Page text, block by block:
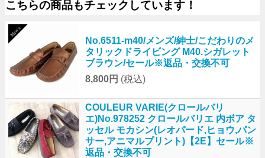
こちらの商品もチェックしています！
No.6511-m40/メンズ/紳士/こだわりのメ
タリックドライビング M40.シガレット
ブラウン/セール※返品・交換不可
8,800円 (税込)
COULEUR VARIE(クロールバリ
エ)No.978252 クロールバリエ 内ボア タ
ッセル モカシン(レオパード,ヒョウ,パン
サー,アニマルプリント)【2E】セール※
返品・交換不可